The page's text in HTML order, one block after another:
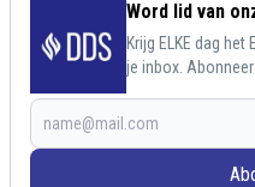
Word lid van
Krijg ELKE dag het
je inbox.